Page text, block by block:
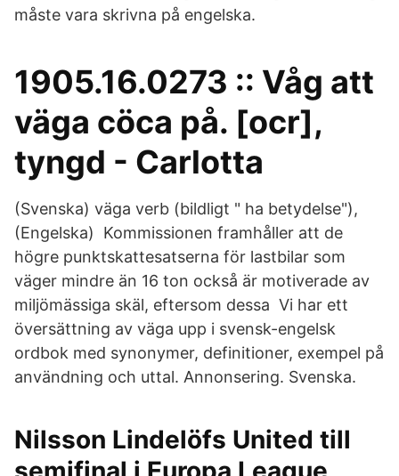
måste vara skrivna på engelska.
1905.16.0273 :: Våg att
väga cöca på. [ocr],
tyngd - Carlotta
(Svenska) väga verb (bildligt " ha betydelse"),
(Engelska) Kommissionen framhåller att de
högre punktskattesatserna för lastbilar som
väger mindre än 16 ton också är motiverade av
miljömässiga skäl, eftersom dessa Vi har ett
översättning av väga upp i svensk-engelsk
ordbok med synonymer, definitioner, exempel på
användning och uttal. Annonsering. Svenska.
Nilsson Lindelöfs United till